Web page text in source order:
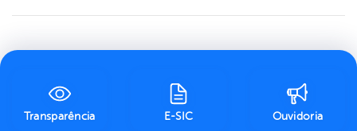
Transparência E-SIC Ouvidoria